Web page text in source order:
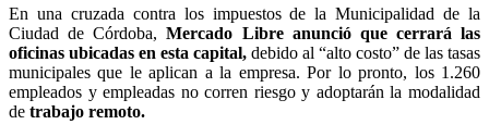
En una cruzada contra los impuestos de la Municipalidad de la
Ciudad de Córdoba, Mercado Libre anunció que cerrará las
oficinas ubicadas en esta capital, debido al “alto costo” de las tasas
municipales que le aplican a la empresa. Por lo pronto, los 1.260
empleados y empleadas no corren riesgo y adoptarán la modalidad
de trabajo remoto.